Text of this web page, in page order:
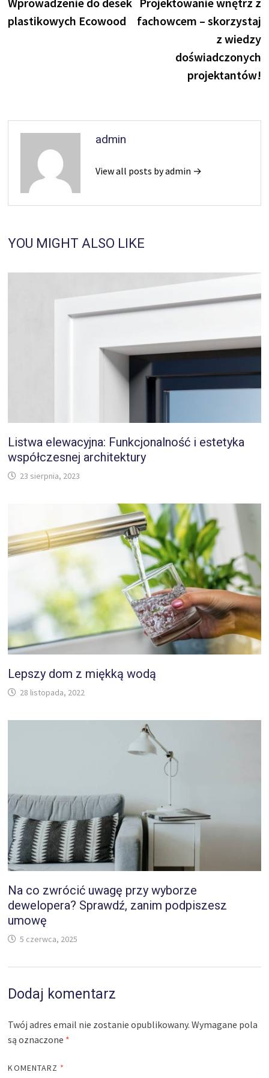
wpisu
plastikowych Ecowood
fachowcem – skorzystaj
z wiedzy
doświadczonych
projektantów!
admin
View all posts by admin →
YOU MIGHT ALSO LIKE
Listwa elewacyjna: Funkcjonalność i estetyka
współczesnej architektury
23 sierpnia, 2023
Lepszy dom z miękką wodą
28 listopada, 2022
Na co zwrócić uwagę przy wyborze
dewelopera? Sprawdź, zanim podpiszesz
umowę
5 czerwca, 2025
Dodaj komentarz
Twój adres email nie zostanie opublikowany. Wymagane pola
są oznaczone *
KOMENTARZ *